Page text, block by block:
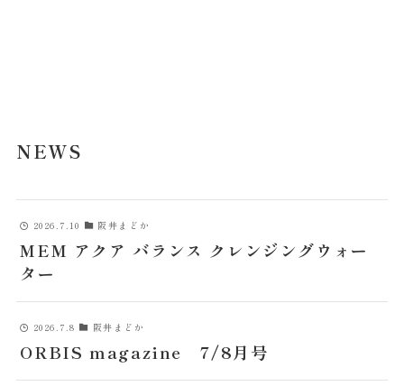
NEWS
2026.7.10 阪井まどか
MEM アクア バランス クレンジングウォー
ター
2026.7.8 阪井まどか
ORBIS magazine 7/8月号